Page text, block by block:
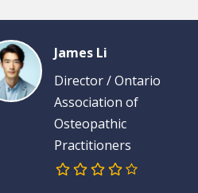
James Li
Director /Ontario
Association of
Osteopathic
Practitioners